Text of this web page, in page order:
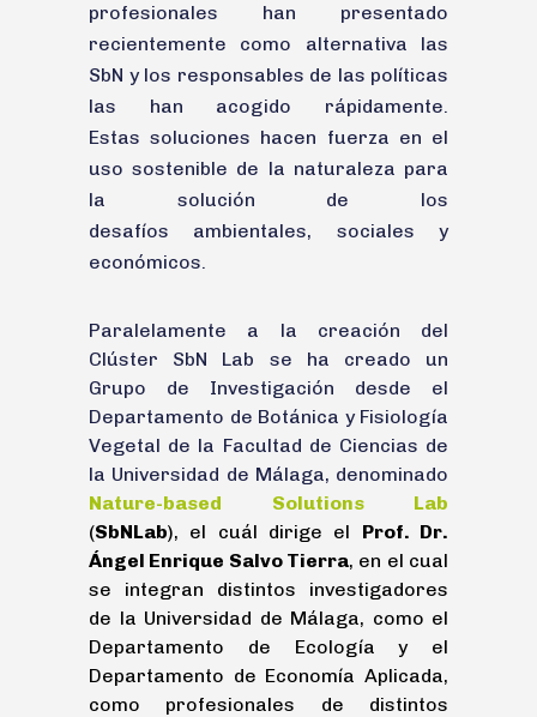
profesionales han presentado
recientemente como alternativa las
SbN y los responsables de las políticas
las han acogido rápidamente.
Estas soluciones hacen fuerza en el
uso sostenible de la naturaleza para
la solución de los
desafíos ambientales, sociales y
económicos.
Paralelamente a la creación del
Clúster SbN Lab se ha creado un
Grupo de Investigación desde el
Departamento de Botánica y Fisiología
Vegetal de la Facultad de Ciencias de
la Universidad de Málaga, denominado
Nature-based Solutions Lab
(SbNLab), el cuál dirige el Prof. Dr.
Ángel Enrique Salvo Tierra, en el cual
se integran distintos investigadores
de la Universidad de Málaga, como el
Departamento de Ecología y el
Departamento de Economía Aplicada,
como profesionales de distintos